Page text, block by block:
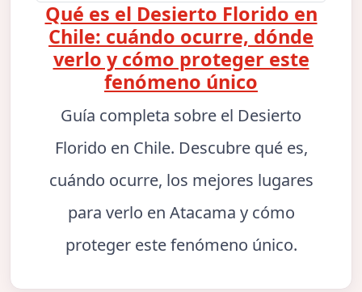
Qué es el Desierto Florido en
Chile: cuándo ocurre, dónde
verlo y cómo proteger este
fenómeno único
Guía completa sobre el Desierto
Florido en Chile. Descubre qué es,
cuándo ocurre, los mejores lugares
para verlo en Atacama y cómo
proteger este fenómeno único.